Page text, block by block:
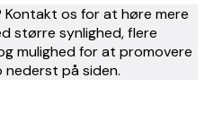
os for at høre mere
større synlighed, flere
mulighed for at promovere
nederst på siden.